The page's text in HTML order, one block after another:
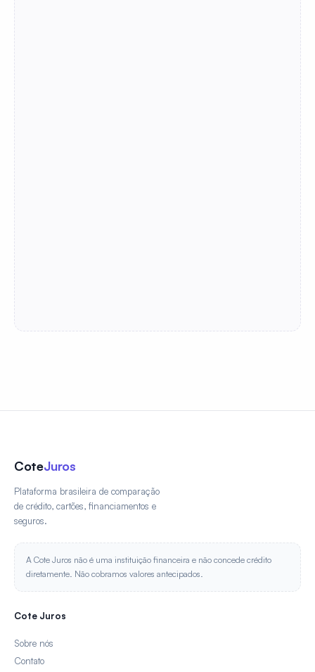
CoteJuros
Plataforma brasileira de comparação
de crédito, cartões, financiamentos e
seguros.
A Cote Juros não é uma instituição financeira e não concede crédito
diretamente. Não cobramos valores antecipados.
Cote Juros
Sobre nós
Contato